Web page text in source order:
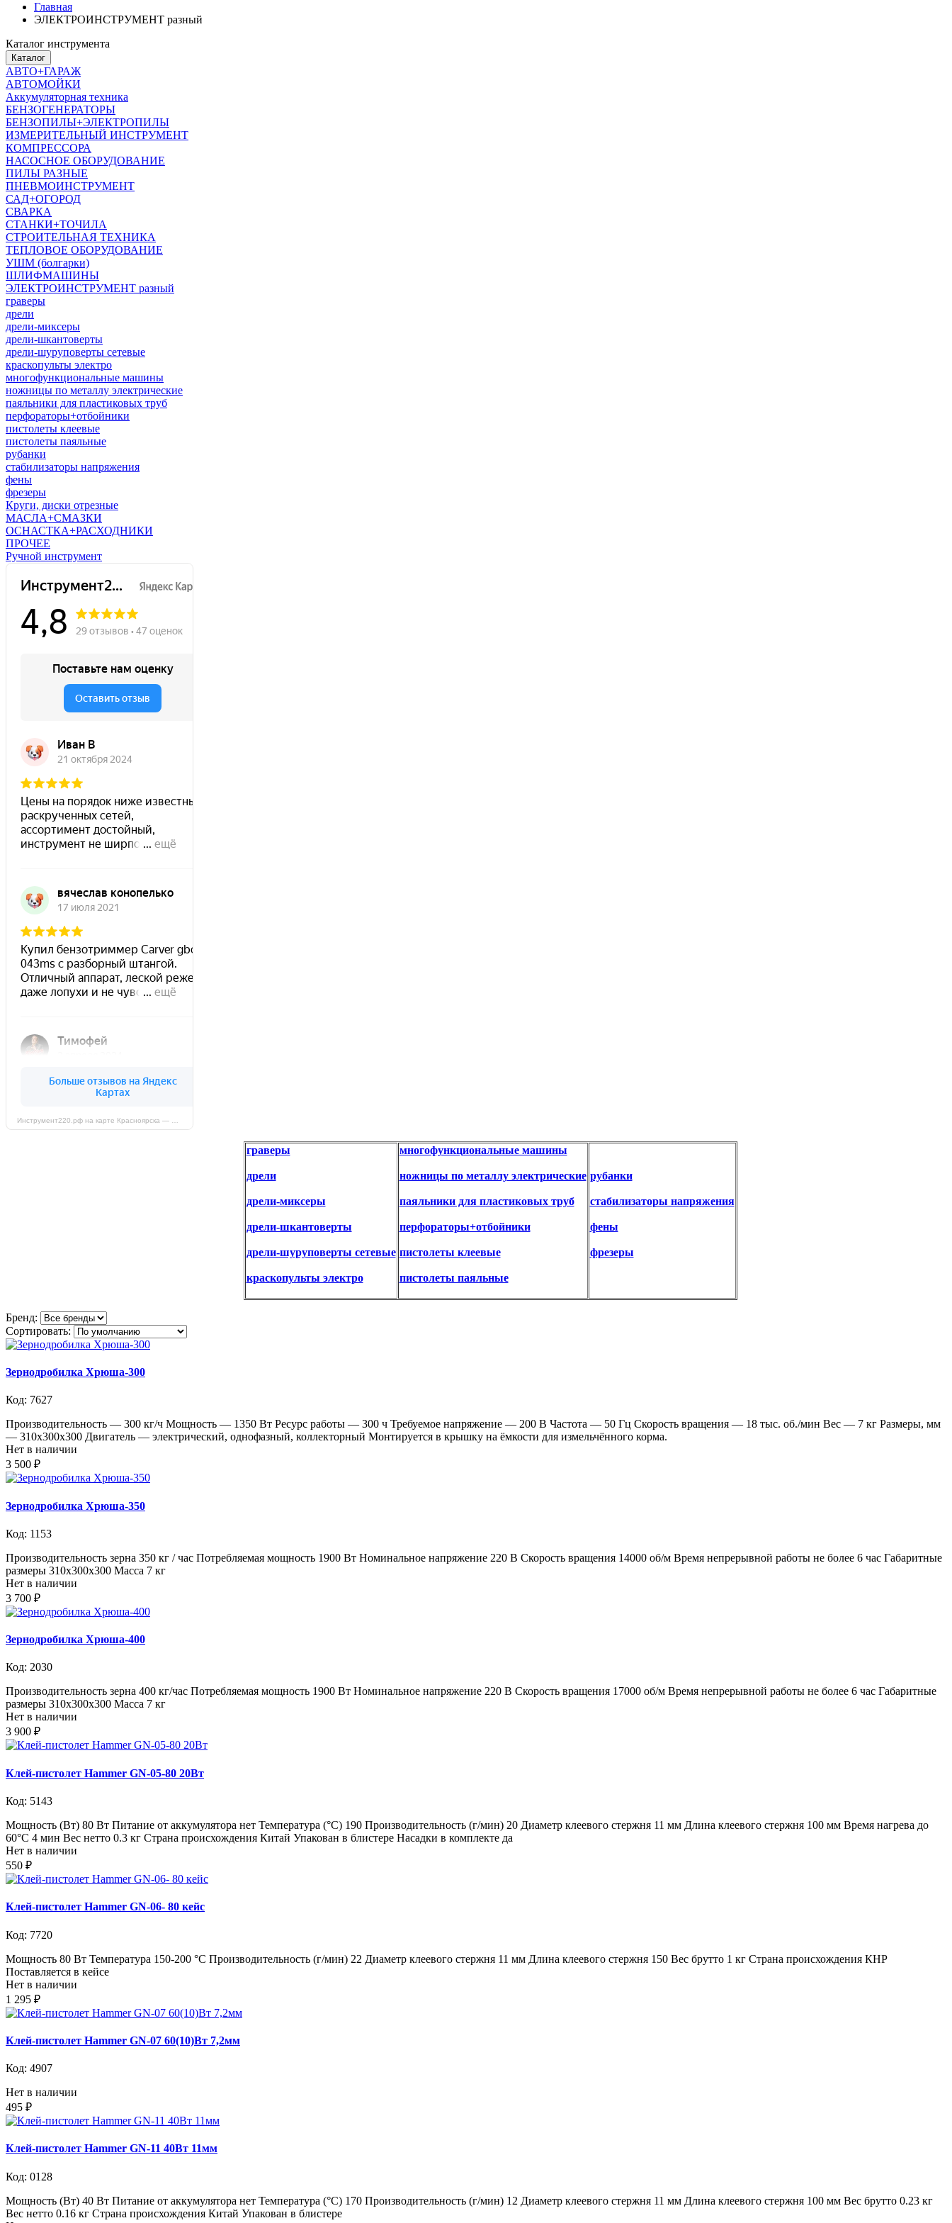
Главная
ЭЛЕКТРОИНСТРУМЕНТ разный
Каталог инструмента
Каталог
АВТО+ГАРАЖ
АВТОМОЙКИ
Аккумуляторная техника
БЕНЗОГЕНЕРАТОРЫ
БЕНЗОПИЛЫ+ЭЛЕКТРОПИЛЫ
ИЗМЕРИТЕЛЬНЫЙ ИНСТРУМЕНТ
КОМПРЕССОРА
НАСОСНОЕ ОБОРУДОВАНИЕ
ПИЛЫ РАЗНЫЕ
ПНЕВМОИНСТРУМЕНТ
САД+ОГОРОД
СВАРКА
СТАНКИ+ТОЧИЛА
СТРОИТЕЛЬНАЯ ТЕХНИКА
ТЕПЛОВОЕ ОБОРУДОВАНИЕ
УШМ (болгарки)
ШЛИФМАШИНЫ
ЭЛЕКТРОИНСТРУМЕНТ разный
граверы
дрели
дрели-миксеры
дрели-шкантоверты
дрели-шуруповерты сетевые
краскопульты электро
многофункциональные машины
ножницы по металлу электрические
паяльники для пластиковых труб
перфораторы+отбойники
пистолеты клеевые
пистолеты паяльные
рубанки
стабилизаторы напряжения
фены
фрезеры
Круги, диски отрезные
МАСЛА+СМАЗКИ
ОСНАСТКА+РАСХОДНИКИ
ПРОЧЕЕ
Ручной инструмент
граверы
дрели
дрели-миксеры
дрели-шкантоверты
дрели-шуруповерты сетевые
краскопульты электро
многофункциональные машины
ножницы по металлу электрические
паяльники для пластиковых труб
перфораторы+отбойники
пистолеты клеевые
пистолеты паяльные
рубанки
стабилизаторы напряжения
фены
фрезеры
Бренд:
Сортировать:
Зернодробилка Хрюша-300
Код: 7627
Производительность — 300 кг/ч Мощность — 1350 Вт Ресурс работы — 300 ч Требуемое напряжение — 200 В Частота — 50 Гц Скорость вращения — 18 тыс. об./мин Вес — 7 кг Размеры, мм
— 310х300х300 Двигатель — электрический, однофазный, коллекторный Монтируется в крышку на ёмкости для измельчённого корма.
Нет в наличии
3 500 ₽
Зернодробилка Хрюша-350
Код: 1153
Производительность зерна 350 кг / час Потребляемая мощность 1900 Вт Номинальное напряжение 220 В Скорость вращения 14000 об/м Время непрерывной работы не более 6 час Габаритные
размеры 310х300х300 Масса 7 кг
Нет в наличии
3 700 ₽
Зернодробилка Хрюша-400
Код: 2030
Производительность зерна 400 кг/час Потребляемая мощность 1900 Вт Номинальное напряжение 220 В Скорость вращения 17000 об/м Время непрерывной работы не более 6 час Габаритные
размеры 310х300х300 Масса 7 кг
Нет в наличии
3 900 ₽
Клей-пистолет Hammer GN-05-80 20Вт
Код: 5143
Мощность (Вт) 80 Вт Питание от аккумулятора нет Температура (°C) 190 Производительность (г/мин) 20 Диаметр клеевого стержня 11 мм Длина клеевого стержня 100 мм Время нагрева до
60°С 4 мин Вес нетто 0.3 кг Страна происхождения Китай Упакован в блистере Насадки в комплекте да
Нет в наличии
550 ₽
Клей-пистолет Hammer GN-06- 80 кейс
Код: 7720
Мощность 80 Вт Температура 150-200 °C Производительность (г/мин) 22 Диаметр клеевого стержня 11 мм Длина клеевого стержня 150 Вес брутто 1 кг Страна происхождения КНР
Поставляется в кейсе
Нет в наличии
1 295 ₽
Клей-пистолет Hammer GN-07 60(10)Вт 7,2мм
Код: 4907
Нет в наличии
495 ₽
Клей-пистолет Hammer GN-11 40Вт 11мм
Код: 0128
Мощность (Вт) 40 Вт Питание от аккумулятора нет Температура (°C) 170 Производительность (г/мин) 12 Диаметр клеевого стержня 11 мм Длина клеевого стержня 100 мм Вес брутто 0.23 кг
Вес нетто 0.16 кг Страна происхождения Китай Упакован в блистере